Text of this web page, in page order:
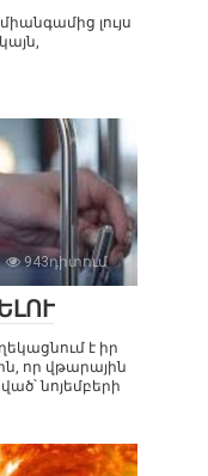
լույս
943դիտում
է իր
որ վթարային
նոյեմբերի